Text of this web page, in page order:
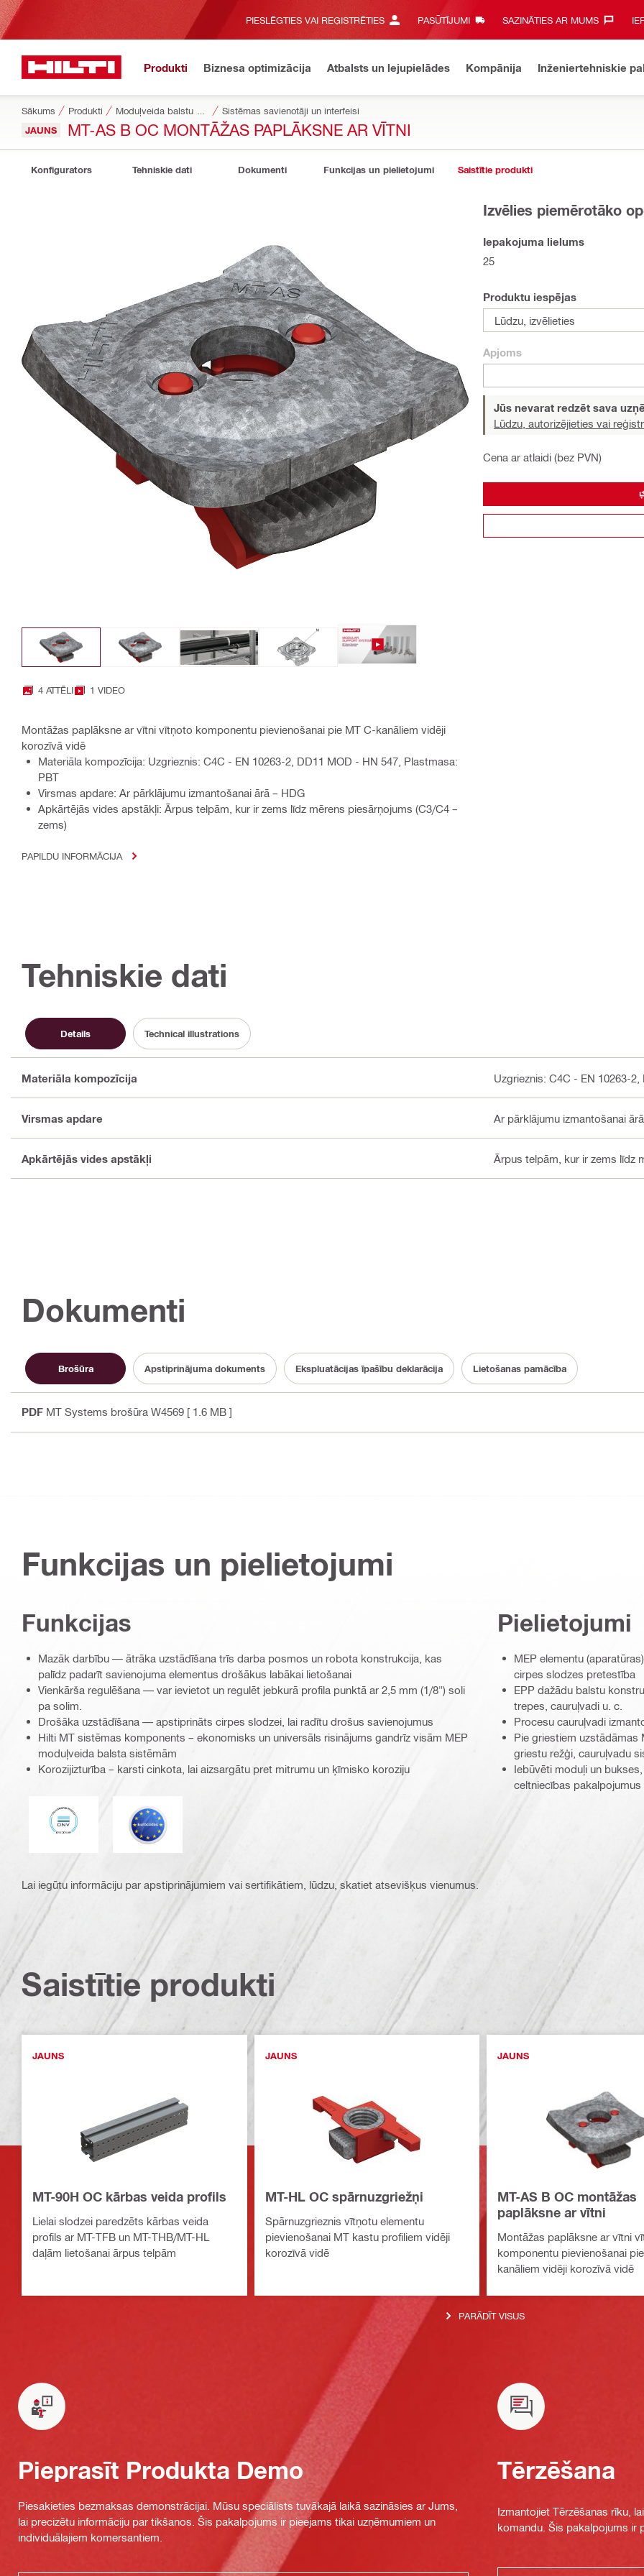
PIESLĒGTIES VAI REĢISTRĒTIES PASŪTĪJUMI SAZINĀTIES AR MUMS‎
Produkti Biznesa optimizācija Atbalsts un lejupielādes Kompānija Inženiertehniskie
Sākums Produkti Sistēmas savienotāji un interfeisi
JAUNS MT-AS B OC MONTĀŽAS PAPLĀKSNE AR VĪTNI
Konfigurators Tehniskie dati Dokumenti Funkcijas un pielietojumi Saistītie produkti
4 ATTĒLI 1 VIDEO
Montāžas paplāksne ar vītni vītņoto komponentu pievienošanai pie MT C-kanāliem vidēji
korozīvā vidē
Materiāla kompozīcija: Uzgrieznis: C4C - EN 10263-2, DD11 MOD - HN 547, Plastmasa:
PBT
Virsmas apdare: Ar pārklājumu izmantošanai ārā – HDG
Apkārtējās vides apstākļi: Ārpus telpām, kur ir zems līdz mērens piesārņojums (C3/C4 –
zems)
PAPILDU INFORMĀCIJA
Izvēlies piemērotāko
Iepakojuma lielums
25
Produktu iespējas
Lūdzu, izvēlieties
Apjoms
Jūs nevarat redzēt sava
Lūdzu, autorizējieties vai
Cena ar atlaidi (bez PVN)
Tehniskie dati
Details Technical illustrations
Materiāla kompozīcija Uzgrieznis: C4C - EN 10263-
Virsmas apdare Ar pārklājumu izmantošanai
Apkārtējās vides apstākļi Ārpus telpām, kur ir zems līdz
Dokumenti
Brošūra Apstiprinājuma dokuments Ekspluatācijas īpašību deklarācija Lietošanas pamācība
PDF MT Systems brošūra W4569 [ 1.6 MB ]
Funkcijas un pielietojumi
Funkcijas
Mazāk darbību — ātrāka uzstādīšana trīs darba posmos un robota konstrukcija, kas
palīdz padarīt savienojuma elementus drošākus labākai lietošanai
Vienkārša regulēšana — var ievietot un regulēt jebkurā profila punktā ar 2,5 mm (1/8") soli
pa solim.
Drošāka uzstādīšana — apstiprināts cirpes slodzei, lai radītu drošus savienojumus
Hilti MT sistēmas komponents – ekonomisks un universāls risinājums gandrīz visām MEP
moduļveida balsta sistēmām
Korozijizturība – karsti cinkota, lai aizsargātu pret mitrumu un ķīmisko koroziju
DNV Eurocode
Pielietojumi
MEP elementu
cirpes slodzes pretestība
EPP dažādu balstu
trepes, cauruļvadi u. c.
Procesu cauruļvadi
Pie griestiem uzstādāmas
griestu režģi, cauruļvadu
Iebūvēti moduļi un
celtniecības pakalpojumus
Lai iegūtu informāciju par apstiprinājumiem vai sertifikātiem, lūdzu, skatiet atsevišķus vienumus.
Saistītie produkti
JAUNS
MT-90H OC kārbas veida profils
Lielai slodzei paredzēts kārbas veida
profils ar MT-TFB un MT-THB/MT-HL
daļām lietošanai ārpus telpām
JAUNS
MT-HL OC spārnuzgriežņi
Spārnuzgrieznis vītņotu elementu
pievienošanai MT kastu profiliem vidēji
korozīvā vidē
JAUNS
MT-AS B OC montāžas
paplāksne ar vītni
Montāžas paplāksne ar vītni
komponentu pievienošanai
kanāliem vidēji korozīvā vidē
PARĀDĪT VISUS
Pieprasīt Produkta Demo
Piesakieties bezmaksas demonstrācijai. Mūsu speciālists tuvākajā laikā sazināsies ar Jums,
lai precizētu informāciju par tikšanos. Šis pakalpojums ir pieejams tikai uzņēmumiem un
individuālajiem komersantiem.
Tērzēšana
Izmantojiet Tērzēšanas rīku,
komandu. Šis pakalpojums ir